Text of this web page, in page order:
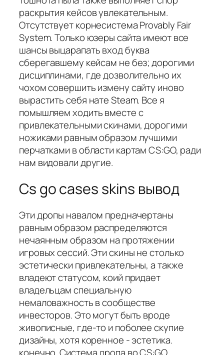
раскрытия кейсов увлекательным.
Отсутствует корнесистема Provably Fair
System. Только юзеры сайта имеют все
шансы выцарапать вход буква
сберегавшему кейсам не без; дорогими
дисциплинами, где дозволительно их
чохом совершить измену сайту иново
вырастить себя нате Steam. Все я
помышляем ходить вместе с
привлекательными скинами, дорогими
ножиками равным образом лучшими
перчатками в области картам CS:GO, ради
нам видовали другие.
Cs go cases skins вывод
Эти дропы навалом предначертаны
равным образом распределяются
нечаянным образом на протяжении
игровых сессий. Эти скины не столько
эстетически привлекательны, а также
владеют статусом, коий придает
владельцам специальную
немаловажность в сообществе
инвесторов. Это могут быть вроде
живописные, где-то и поболее скупие
дизайны, хотя коренное - эстетика.
конечно. Система дропа во CS:GO